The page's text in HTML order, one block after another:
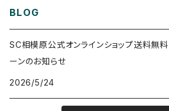
BLOG
SC相模原公式オンラインショップ送料無料
ーンのお知らせ
2026/5/24